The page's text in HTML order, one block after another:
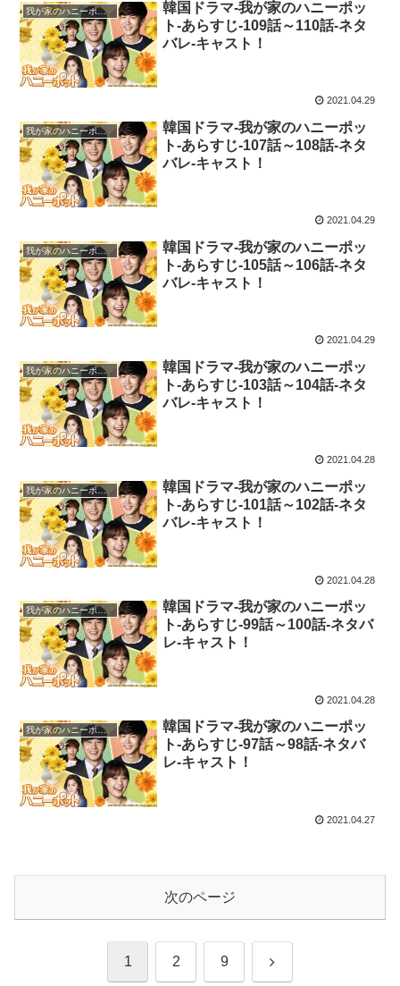
我が家のハニーポット
韓国ドラマ-我が家のハニーポッ
ト-あらすじ-109話～110話-ネタ
バレ-キャスト！
2021.04.29
我が家のハニーポット
韓国ドラマ-我が家のハニーポッ
ト-あらすじ-107話～108話-ネタ
バレ-キャスト！
2021.04.29
我が家のハニーポット
韓国ドラマ-我が家のハニーポッ
ト-あらすじ-105話～106話-ネタ
バレ-キャスト！
2021.04.29
我が家のハニーポット
韓国ドラマ-我が家のハニーポッ
ト-あらすじ-103話～104話-ネタ
バレ-キャスト！
2021.04.28
我が家のハニーポット
韓国ドラマ-我が家のハニーポッ
ト-あらすじ-101話～102話-ネタ
バレ-キャスト！
2021.04.28
我が家のハニーポット
韓国ドラマ-我が家のハニーポッ
ト-あらすじ-99話～100話-ネタバ
レ-キャスト！
2021.04.28
我が家のハニーポット
韓国ドラマ-我が家のハニーポッ
ト-あらすじ-97話～98話-ネタバ
レ-キャスト！
2021.04.27
次のページ
1 2 9 次